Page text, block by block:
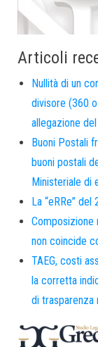
Articoli
Nullità di un
divisore (360 o
allegazione
Buoni Postali
buoni postali
Ministeriale di
La “eRRe”
Composizione
non coincide
TAEG, costi
la corretta
di trasparenza